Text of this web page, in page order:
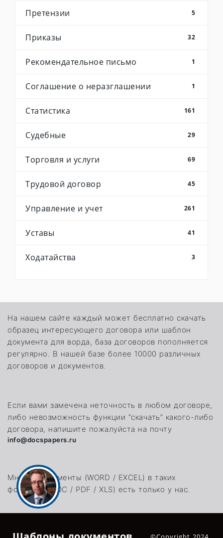
Претензии 5
Приказы 32
Рекомендательное письмо 1
Соглашение о неразглашении 1
Статистика 161
Судебные 29
Торговля и услуги 69
Трудовой договор 45
Управление и учет 261
Уставы 41
Ходатайства 3
На нашем сайте каждый может бесплатно скачать
образец интересующего договора или шаблон
документа для ворда, база договоров пополняется
регулярно. В нашей базе более 10000 различных
договоров и документов.
Если вами замечена неточность в любом договоре,
либо невозможность функции “скачать” какого-либо
договора, напишите пожалуйста на почту
info@docspapers.ru
Многие документы (WORD / EXCEL) в таких
форматах (DOC / PDF / XLS) есть только у нас.